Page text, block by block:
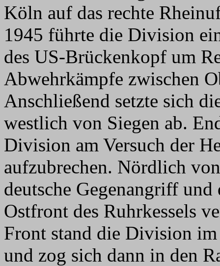
Köln auf das rechte
1945 führte die Division
des US-Brückenkopf um
Abwehrkämpfe zwischen
Anschließend setzte sich
westlich von Siegen ab.
Division am Versuch der
aufzubrechen. Nördlich
deutsche Gegenangriff
Ostfront des Ruhrkessels
Front stand die Division
und zog sich dann in den